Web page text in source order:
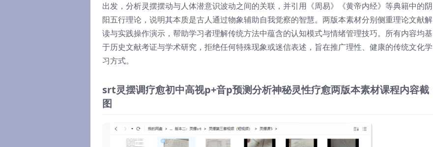
出发，分析灵摆摆动与人体潜意识波动之间的关联，并引用《周易》《黄帝内经》等典籍中的阴
阳五行理论，说明其本质是古人通过物象辅助自我觉察的智慧。两版本素材分别侧重理论文献解
读与实践操作演示，帮助学习者理解传统方法中蕴含的认知模式与情绪管理技巧。所有内容均基
于历史文献考证与学术研究，拒绝任何特殊现象或迷信表述，旨在推广理性、健康的传统文化学
习方式。
srt灵摆调疗愈初中高视p+音p预测分析神秘灵性疗愈两版本素材课程内容截
图